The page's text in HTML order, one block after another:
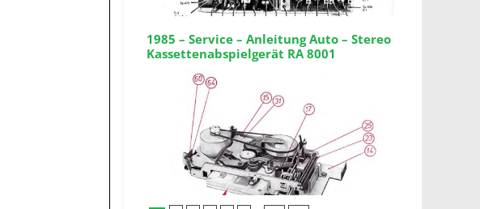
1985 – Service – Anleitung Auto – Stereo
Kassettenabspielgerät RA 8001